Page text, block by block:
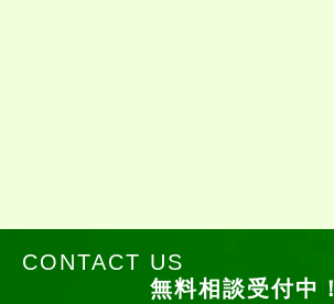
CONTACT US
無料相談受付中！